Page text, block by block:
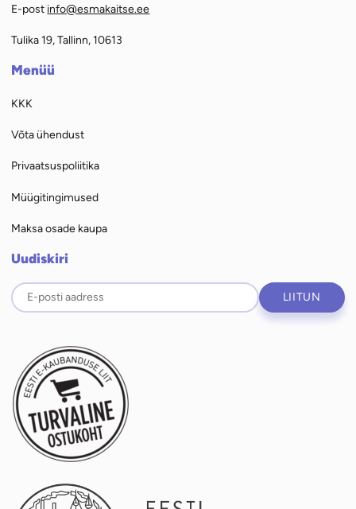
E-post info@esmakaitse.ee
Tulika 19, Tallinn, 10613
Menüü
KKK
Võta ühendust
Privaatsuspoliitika
Müügitingimused
Maksa osade kaupa
Uudiskiri